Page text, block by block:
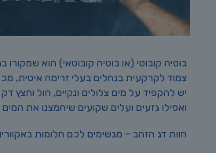
בוטיה קובוטי (או בוטיה קובוטאי) הוא שמקורו
צמוד לקרקעית בנחלים בעלי זרימה איטית,
יש להקפיד על מים צלולים ונקיים, חול וחצץ
ואפילו גזעים ועלים שקועים שיחמצנו את
חוות דג הזהב – מגשימים לכם חלומות